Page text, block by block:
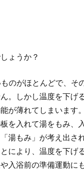
ょうか？
のがほとんどで、そ
。しかし温度を下げ
が薄れてしまいます
を入れて湯をもみ、
湯もみ」が考え出さ
により、温度を下げ
入浴前の準備運動に